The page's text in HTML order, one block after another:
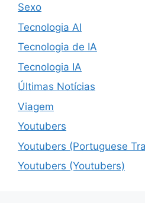
Sexo
Tecnologia AI
Tecnologia de IA
Tecnologia IA
Últimas Notícias
Viagem
Youtubers
Youtubers (Portuguese
Youtubers (Youtubers)